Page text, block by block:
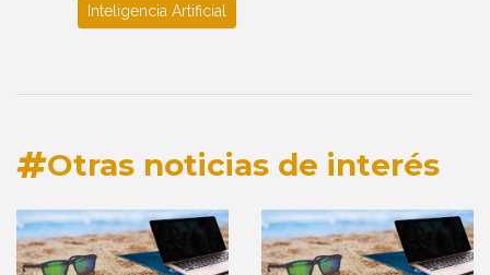
Inteligencia Artificial
Otras noticias de interés